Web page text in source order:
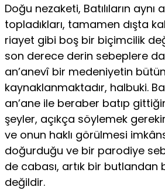
Doğu nezaketi, Batılıların aynı
topladıkları, tamamen dışta
riayet gibi boş bir biçimcilik
son derece derin sebeplere
an’anevî bir medeniyetin
kaynaklanmaktadır, halbuki.
an’ane ile beraber batıp
şeyler, açıkça söylemek
ve onun haklı görülmesi
doğurduğu ve bir parodiye
de cabası, artık bir butlandan
değildir.